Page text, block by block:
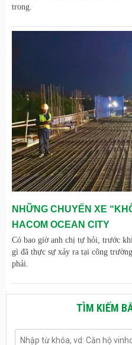
trong.
NHỮNG CHUYẾN XE
HACOM OCEAN CITY
Có bao giờ anh chị tự hỏi, trước
gì đã thực sự xảy ra tại công
phải.
TÌM KIẾM